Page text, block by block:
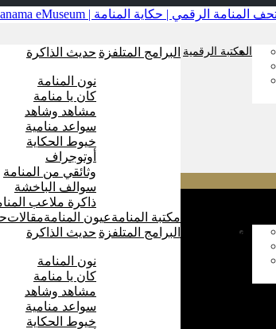
المكتبة الرقمية البرامج المتلفزة حديث الذاكرة
نون المنامة
كان يا منامة
مشاهد وشاهد
سواعد منامية
خيوط الحكاية
أوتوجراف
وثائقي من المنامة
سوالف الباخشة
ذاكرة ملاعب
مكتبة المنامةعيون المنامةمقالات
المكتبة الرقمية البرامج المتلفزة حديث الذاكرة
نون المنامة
كان يا منامة
مشاهد وشاهد
سواعد منامية
خيوط الحكاية